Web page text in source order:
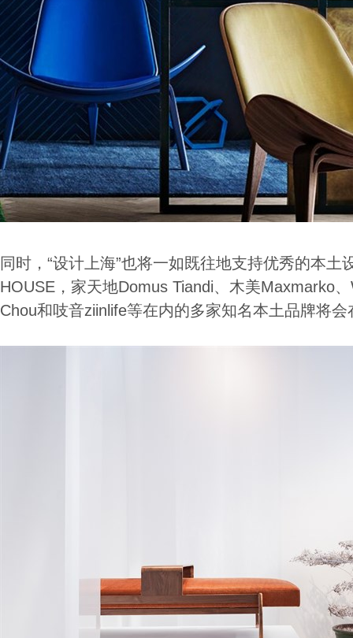
同时，“设计上海”也将一如既往地支持优秀的本土
HOUSE，家天地Domus Tiandi、木美Maxmarko
Chou和吱音ziinlife等在内的多家知名本土品牌将